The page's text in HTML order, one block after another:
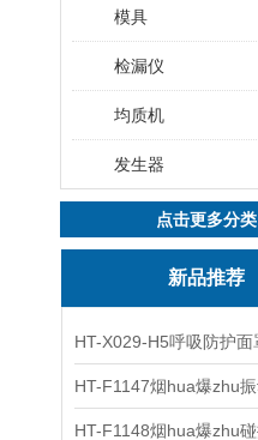
模具
检漏仪
均质机
发生器
点击更多分类
新品推荐